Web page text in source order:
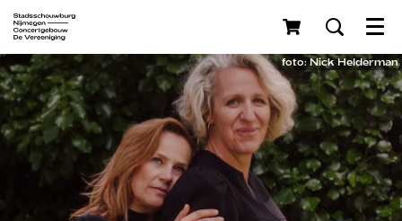
Menu
foto: Nick Helderman